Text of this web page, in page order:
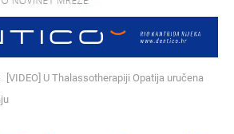
[VIDEO] U Thalassotherapiji Opatija uručena